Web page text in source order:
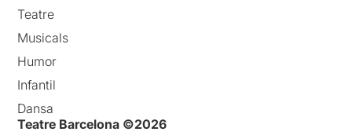
Teatre
Musicals
Humor
Infantil
Dansa
Teatre Barcelona ©2026